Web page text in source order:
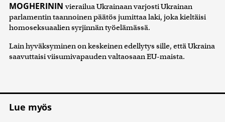
MOGHERININ vierailua Ukrainaan varjosti Ukrainan
parlamentin taannoinen päätös jumittaa laki, joka kieltäisi
homoseksuaalien syrjinnän työelämässä.
Lain hyväksyminen on keskeinen edellytys sille, että Ukraina
saavuttaisi viisumivapauden valtaosaan EU-maista.
Lue myös